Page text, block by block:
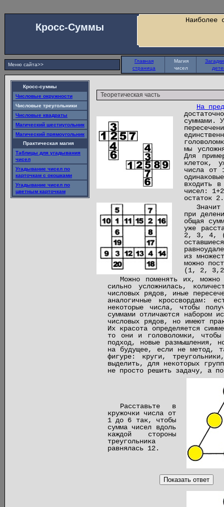
Кросс-Суммы
Наиболее
Меню сайта>>
Главная
страница
Магия
чисел
Кросс-суммы
Числовые окружности
Числовые треугольники
Числовые квадраты
Магический шестиугольник
Магический прямоугольник
Практическая магия
Таблицы для угадывания
чисел
Угадывание чисел по
карточкам с окошками
Угадывание чисел по
цветным карточкам
Теоретическая часть
На
суммами.
мы
Для
клеток,
числа от
входить
чисел:
остаток 2.
при
общая
уже
2, 3, 4,
из
можно
(1, 2,
Можно поменять их,
сильно усложнилась,
числовых рядов, иные
аналогичные кроссвордам:
некоторые числа, чтобы
суммами отличаются набором
числовых рядов, но имеют
Их красота определяется
то они и головоломки, чтобы
подход, новые размышления,
на будущее, если не метод,
фигуре: круги,
выделить, для некоторых
не просто решить задачу, а
Расставьте в
кружочки числа от
1 до 6 так, чтобы
сумма чисел вдоль
каждой стороны
треугольника
равнялась 12.
Показать ответ